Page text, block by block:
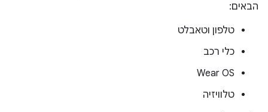
הבאים:
טלפון וטאבלט
כלי רכב
Wear OS
טלוויזיה